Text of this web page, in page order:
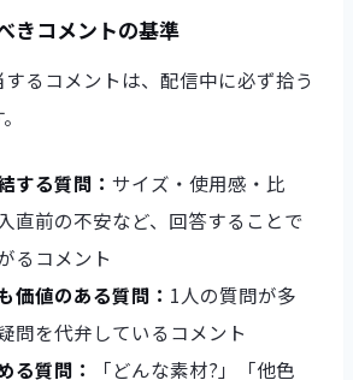
きコメントの基準
るコメントは、配信中に必ず拾う
する質問： サイズ・使用感・比
直前の不安など、回答することで
るコメント
価値のある質問： 1人の質問が多
問を代弁しているコメント
る質問：
「どんな素材?」「他色